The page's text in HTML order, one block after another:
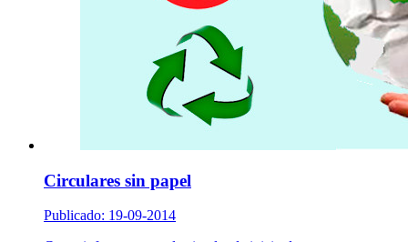
Circulares sin papel
Publicado: 19-09-2014